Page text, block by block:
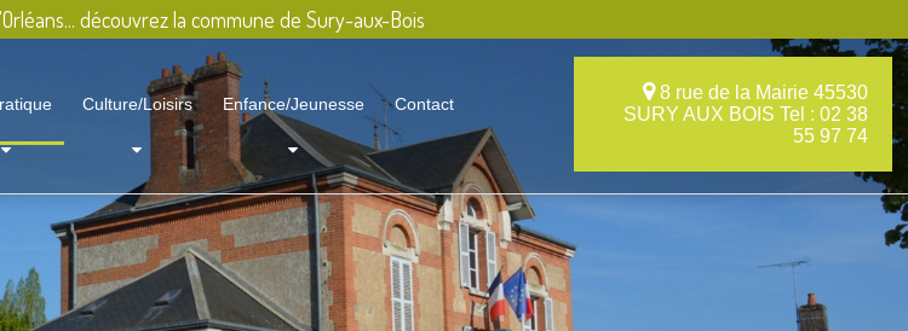
découvrez la commune de Sury-aux-Bois
8 rue de la Mairie 45530
SURY AUX BOIS Tel : 02 38
55 97 74
Culture/Loisirs Enfance/Jeunesse Contact